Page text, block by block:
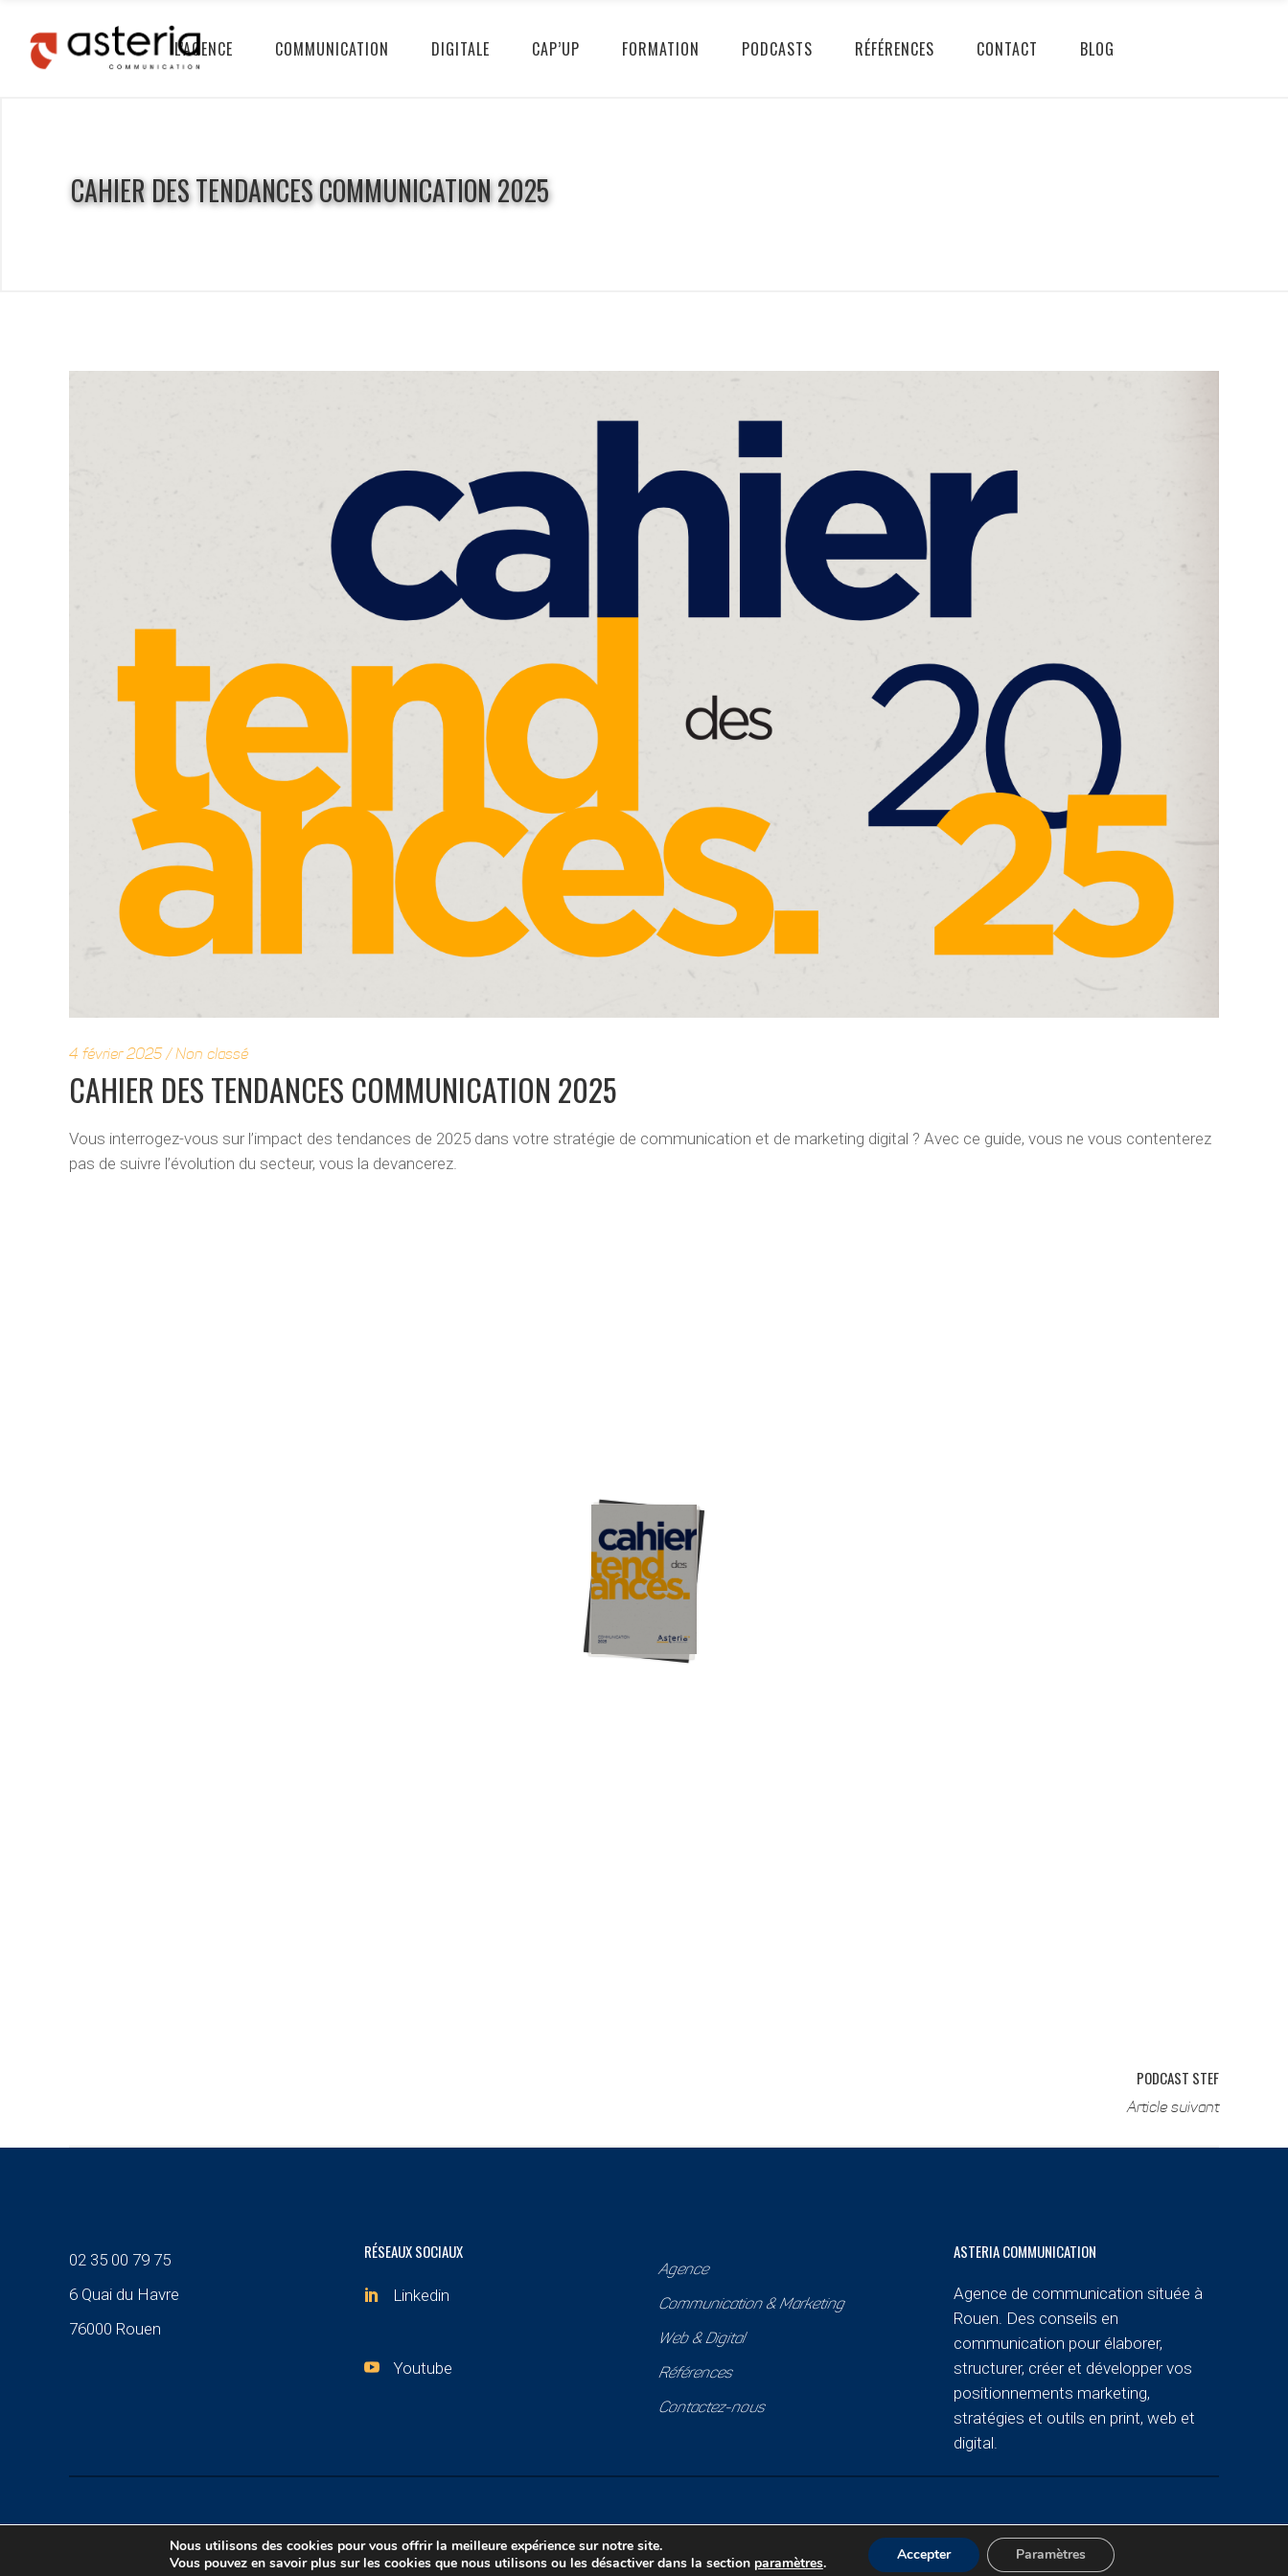
L’AGENCE COMMUNICATION DIGITALE CAP’UP FORMATION PODCASTS RÉFÉRENCES CONTACT BLOG
CAHIER DES TENDANCES COMMUNICATION 2025
4 février 2025 Non classé
CAHIER DES TENDANCES COMMUNICATION 2025
Vous interrogez-vous sur l’impact des tendances de 2025 dans votre stratégie de communication et de marketing digital ? Avec ce guide, vous ne vous contenterez
pas de suivre l’évolution du secteur, vous la devancerez.
PODCAST STEF
Article suivant
02 35 00 79 75
6 Quai du Havre
76000 Rouen
RÉSEAUX SOCIAUX
Linkedin
Youtube
Agence
Communication & Marketing
Web & Digital
Références
Contactez-nous
ASTERIA COMMUNICATION
Agence de communication située à
Rouen. Des conseils en
communication pour élaborer,
structurer, créer et développer vos
positionnements marketing,
stratégies et outils en print, web et
digital.
© 2021 – Asteria Communication | Tous droits réservés
Nous utilisons des cookies pour vous offrir la meilleure expérience sur notre site.
Vous pouvez en savoir plus sur les cookies que nous utilisons ou les désactiver dans la section paramètres. Accepter Paramètres